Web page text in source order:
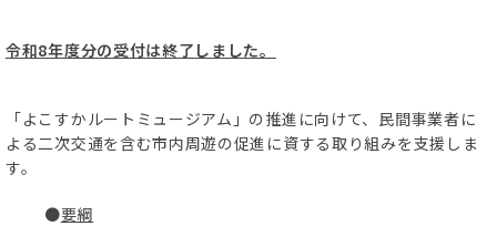
令和8年度分の受付は終了しました。
「よこすかルートミュージアム」の推進に向けて、民間事業者に
よる二次交通を含む市内周遊の促進に資する取り組みを支援しま
す。
●要綱